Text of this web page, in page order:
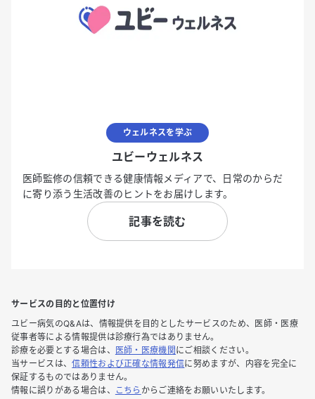
ウェルネスを学ぶ
ユビーウェルネス
医師監修の信頼できる健康情報メディアで、日常のからだ
に寄り添う生活改善のヒントをお届けします。
記事を読む
サービスの目的と位置付け
ユビー病気のQ&Aは、情報提供を目的としたサービスのため、医師・医療
従事者等による情報提供は診療行為ではありません。
診療を必要とする場合は、
医師・医療機関 にご相談ください。
当サービスは、信頼性および正確な情報発信に努めますが、内容を完全に
保証するものではありません。
情報に誤りがある場合は、
こちら からご連絡をお願いいたします。